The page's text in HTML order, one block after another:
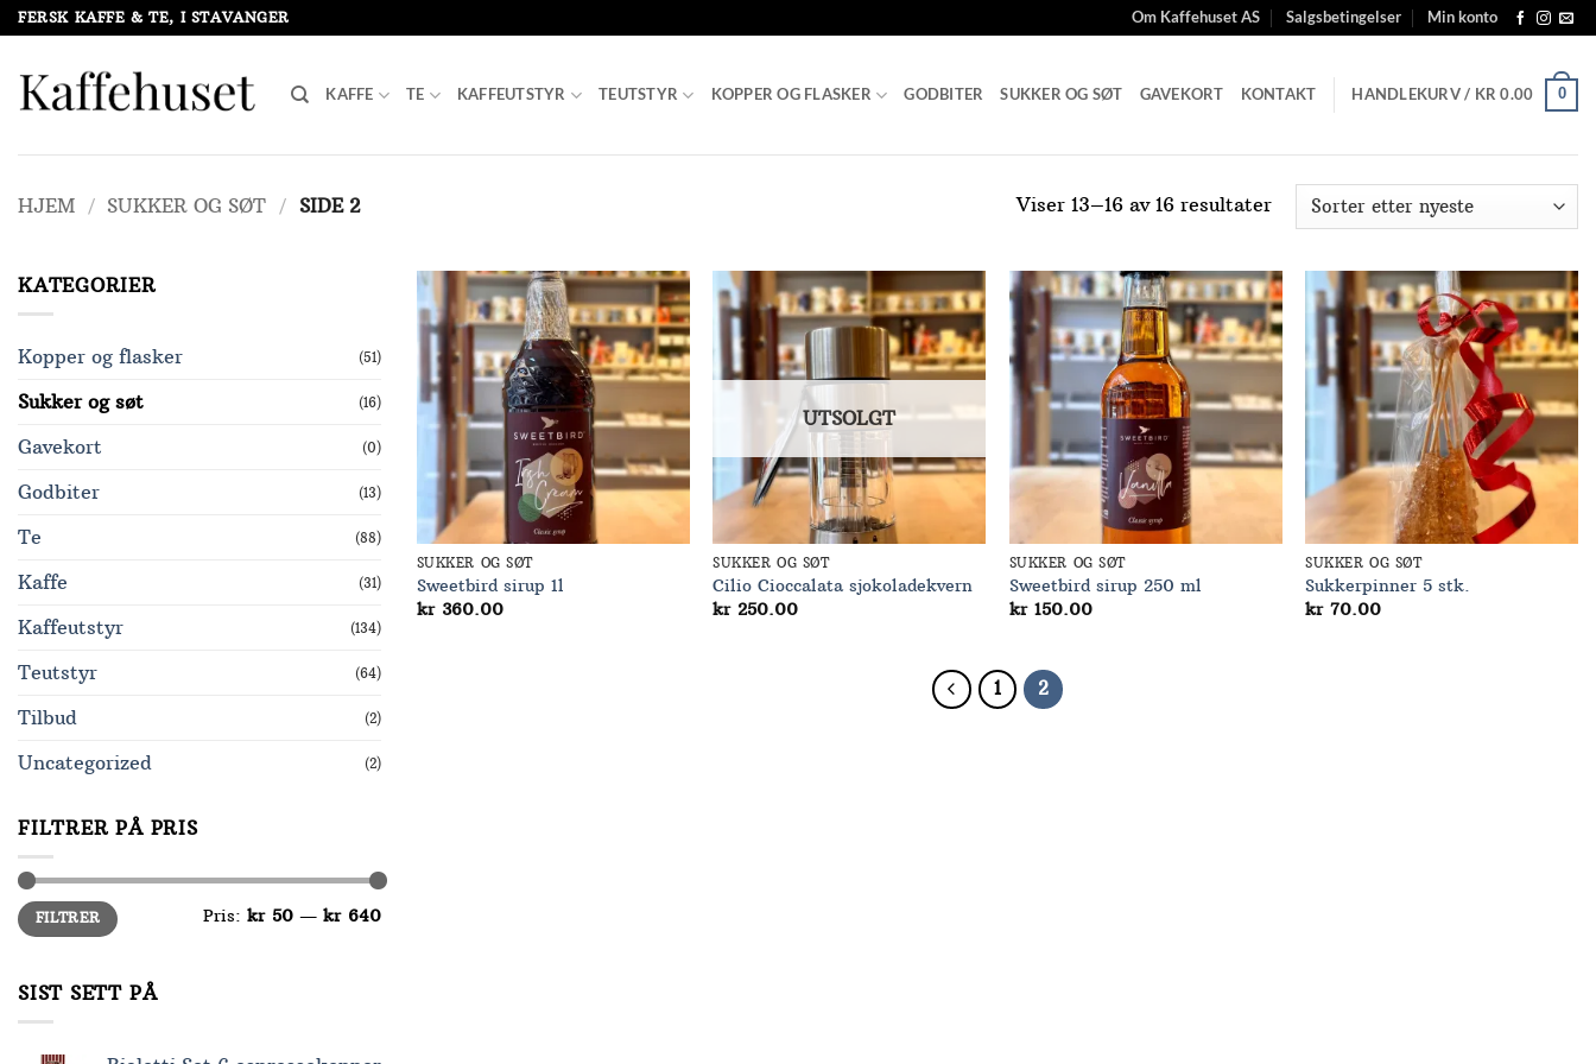
Skip
to
content
FERSK KAFFE & TE, I STAVANGER Om Kaffehuset AS Salgsbetingelser Min konto
KAFFE TE KAFFEUTSTYR TEUTSTYR KOPPER OG FLASKER GODBITER SUKKER OG SØT GAVEKORT KONTAKT HANDLEKURV / KR 0.00 0
HJEM / SUKKER OG SØT / SIDE 2 Viser 13–16 av 16 resultaterSortert
etter
KATEGORIER
Kopper og flasker (51)
Sukker og søt (16)
Gavekort (0)
Godbiter (13)
Te (88)
Kaffe (31)
Kaffeutstyr (134)
Teutstyr (64)
Tilbud (2)
Uncategorized (2)
FILTRER PÅ PRIS
Min.
pris
Makspris
FILTRER Pris: kr 50 — kr 640
SIST SETT PÅ
Add to
Wishlist
SUKKER OG SØT
Sweetbird sirup 1l
kr360.00
Add to
Wishlist
UTSOLGT
SUKKER OG SØT
Cilio Cioccalata sjokoladekvern
kr250.00
Add to
Wishlist
SUKKER OG SØT
Sweetbird sirup 250 ml
kr150.00
Add to
Wishlist
SUKKER OG SØT
Sukkerpinner 5 stk.
kr70.00
1 2